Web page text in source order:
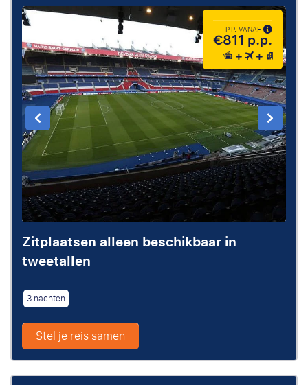
P.P. VANAF
€811 p.p.
Zitplaatsen alleen beschikbaar in
tweetallen
3 nachten
Stel je reis samen